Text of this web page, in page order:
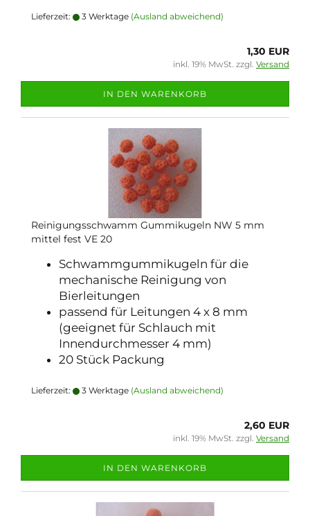
Lieferzeit: 3 Werktage (Ausland abweichend)
1,30 EUR
inkl. 19% MwSt. zzgl. Versand
IN DEN WARENKORB
Reinigungsschwamm Gummikugeln NW 5 mm
mittel fest VE 20
Schwammgummikugeln für die
mechanische Reinigung von
Bierleitungen
passend für Leitungen 4 x 8 mm
(geeignet für Schlauch mit
Innendurchmesser 4 mm)
20 Stück Packung
Lieferzeit: 3 Werktage (Ausland abweichend)
2,60 EUR
inkl. 19% MwSt. zzgl. Versand
IN DEN WARENKORB